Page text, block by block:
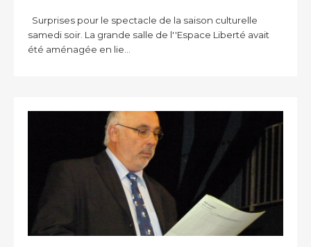
Surprises pour le spectacle de la saison culturelle
samedi soir. La grande salle de l''Espace Liberté avait
été aménagée en lie...